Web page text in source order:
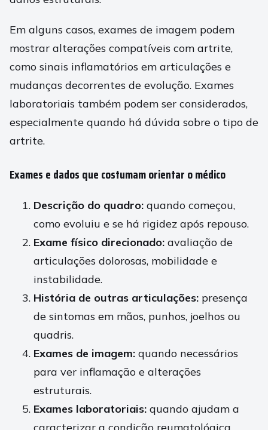
Em alguns casos, exames de imagem podem
mostrar alterações compatíveis com artrite,
como sinais inflamatórios em articulações e
mudanças decorrentes de evolução. Exames
laboratoriais também podem ser considerados,
especialmente quando há dúvida sobre o tipo de
artrite.
Exames e dados que costumam orientar o médico
Descrição do quadro: quando começou,
como evoluiu e se há rigidez após repouso.
Exame físico direcionado: avaliação de
articulações dolorosas, mobilidade e
instabilidade.
História de outras articulações: presença
de sintomas em mãos, punhos, joelhos ou
quadris.
Exames de imagem: quando necessários
para ver inflamação e alterações
estruturais.
Exames laboratoriais: quando ajudam a